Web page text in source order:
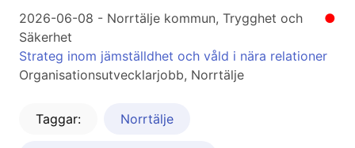
●
2026-06-08 - Norrtälje kommun, Trygghet och
Säkerhet
Strateg inom jämställdhet och våld i nära relationer
Organisationsutvecklarjobb, Norrtälje
Taggar: Norrtälje